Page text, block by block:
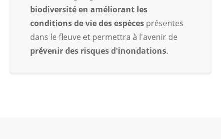
biodiversité en améliorant les
conditions de vie des espèces présentes
dans le fleuve et permettra à l'avenir de
prévenir des risques d'inondations.